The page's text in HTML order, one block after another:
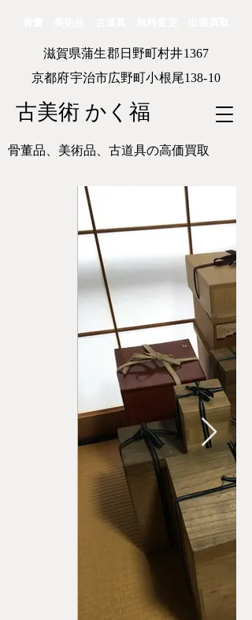
古美術 かく福
京都府宇治市広野町小根尾138-10
滋賀県蒲生郡日野町村井1367
骨董品、美術品、古道具の高価買取